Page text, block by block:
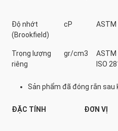
Độ nhớt
(Brookfield)
cP ASTM
Trọng lượng
riêng
gr/cm3
ASTM
ISO
Sản phẩm đã đóng rắn sau
ĐẶC TÍNH ĐƠN VỊ